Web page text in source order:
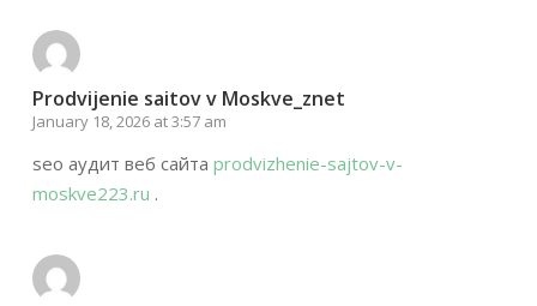
Prodvijenie saitov v Moskve_znet
January 18, 2026 at 3:57 am
seo аудит веб сайта prodvizhenie-sajtov-v-
moskve223.ru .